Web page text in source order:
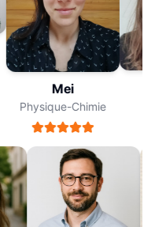
Mei
Physique-Chimie